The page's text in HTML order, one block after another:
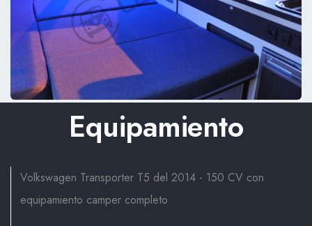
Equipamiento
Volkswagen Transporter T5 del 2014 - 150 CV con
equipamiento camper completo